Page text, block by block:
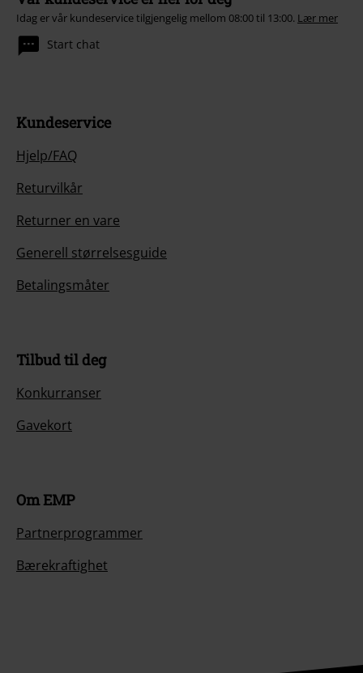
Idag er vår kundeservice tilgjengelig mellom 08:00 til 13:00. Lær mer
Start chat
Kundeservice
Hjelp/FAQ
Returvilkår
Returner en vare
Generell størrelsesguide
Betalingsmåter
Tilbud til deg
Konkurranser
Gavekort
Om EMP
Partnerprogrammer
Bærekraftighet